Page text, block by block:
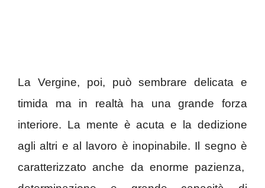
La Vergine, poi, può sembrare delicata e
timida ma in realtà ha una grande forza
interiore. La mente è acuta e la dedizione
agli altri e al lavoro è inopinabile. Il segno è
caratterizzato anche da enorme pazienza,